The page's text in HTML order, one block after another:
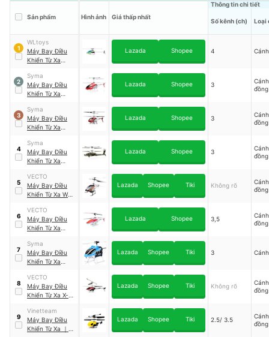
Sản phẩm Hình ảnh Giá thấp nhất
Thông tin chi tiết
Số kênh (ch) Loại
1
WLtoys
Máy Bay Điều
Khiển Từ Xa
Lazada Shopee 4
2
Syma
Máy Bay Điều
Khiển Từ Xa
S39
Lazada Shopee 3
3
Syma
Máy Bay Điều
Khiển Từ Xa
Lazada Shopee 3
4
Syma
Máy Bay Điều
Khiển Từ Xa
BEAST
Lazada Shopee 3
5
VECTO
Máy Bay Điều
Khiển Từ Xa Wolf
Lazada Shopee Tiki Không rõ
6
VECTO
Máy Bay Điều
Khiển Từ Xa
｜YD-218
Lazada Shopee 3,5
7
Syma
Máy Bay Điều
Khiển Từ Xa
Lazada Shopee Tiki 3
8
VECTO
Máy Bay Điều
Khiển Từ Xa X-
Lazada Shopee Tiki Không rõ
9
Vinetteam
Máy Bay Điều
Khiển Từ Xa
｜
Lazada Shopee Tiki 2.5/ 3.5